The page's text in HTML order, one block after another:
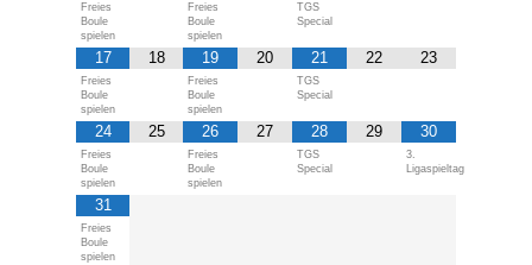
Freies
Boule
spielen
Freies
Boule
spielen
TGS
Special
17
Freies
Boule
spielen
18 19
Freies
Boule
spielen
20 21
TGS
Special
22 23
24
Freies
Boule
spielen
25 26
Freies
Boule
spielen
27 28
TGS
Special
29 30
3.
Ligaspieltag
31
Freies
Boule
spielen